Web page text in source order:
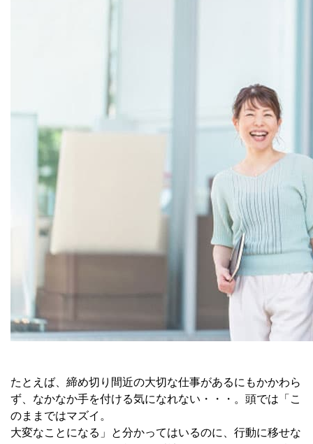
たとえば、締め切り間近の大切な仕事があるにもかかわら
ず、なかなか手を付ける気になれない・・・。頭では「こ
のままではマズイ。
大変なことになる」と分かってはいるのに、行動に移せな